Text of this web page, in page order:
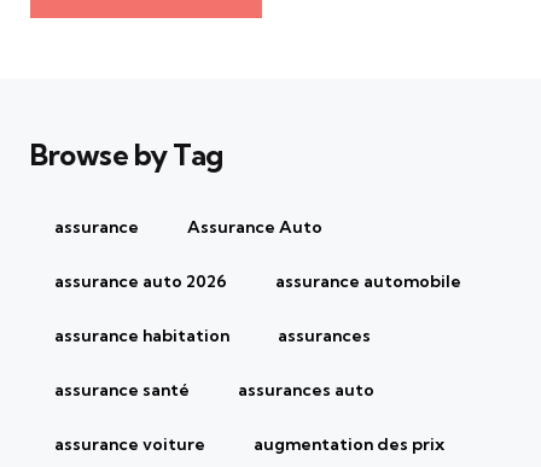
Browse by Tag
assurance Assurance Auto
assurance auto 2026 assurance automobile
assurance habitation assurances
assurance santé assurances auto
assurance voiture augmentation des prix